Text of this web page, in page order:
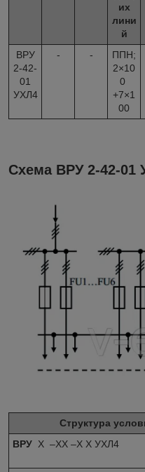
их
лини
й
ВРУ
2-42-
01
УХЛ4
- -
ППН;
2×10
0
+7×1
00
Схема ВРУ 2-42-01
Структура
ВРУ Х –ХХ –Х Х УХЛ4